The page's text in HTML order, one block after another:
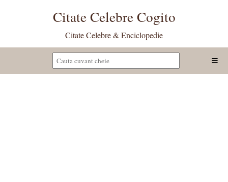
Citate Celebre Cogito
Citate Celebre & Enciclopedie